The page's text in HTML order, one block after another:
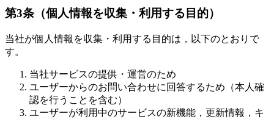
第3条（個人情報を収集・利用する目的）
当社が個人情報を収集・利用する目的は，以下のとおりで
す。
当社サービスの提供・運営のため
ユーザーからのお問い合わせに回答するため（本人確
認を行うことを含む）
ユーザーが利用中のサービスの新機能，更新情報，キ